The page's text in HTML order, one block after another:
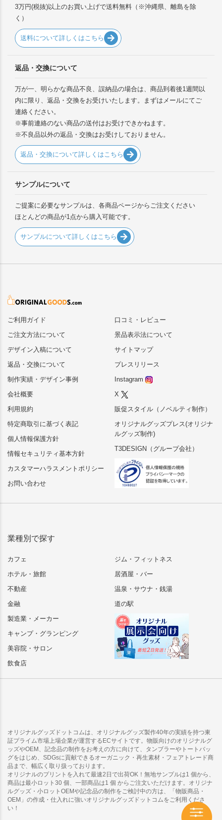
3万円(税抜)以上のお買い上げで送料無料（※沖縄県、離島を除
く）
送料について詳しくはこちら
返品・交換について
万が一、明らかな商品不良、誤納品の場合は、商品到着後1週間以
内に限り、返品・交換をお受けいたします。まずはメールにてご
連絡ください。
※事前連絡のない商品の送付はお受けできかねます。
※不良品以外の返品・交換はお受けしておりません。
返品・交換について詳しくはこちら
サンプルについて
ご提案に必要なサンプルは、各商品ページからご注文ください
ほとんどの商品が1点から購入可能です。
サンプルについて詳しくはこちら
ご利用ガイド
ご注文方法について
デザイン入稿について
返品・交換について
制作実績・デザイン事例
会社概要
利用規約
特定商取引に基づく表記
個人情報保護方針
情報セキュリティ基本方針
カスタマーハラスメントポリシー
お問い合わせ
口コミ・レビュー
景品表示法について
サイトマップ
プレスリリース
Instagram
X
販促スタイル（ノベルティ制作）
オリジナルグッズプレス(オリジナ
ルグッズ制作)
T3DESIGN（グループ会社）
業種別で探す
カフェ
ホテル・旅館
不動産
金融
製造業・メーカー
キャンプ・グランピング
美容院・サロン
飲食店
ジム・フィットネス
居酒屋・バー
温泉・サウナ・銭湯
道の駅
オリジナルグッズドットコムは、オリジナルグッズ製作40年の実績を持つ東
証プライム市場上場企業が運営するECサイトです。物販向けのオリジナルグ
ッズやOEM、記念品の制作をお考えの方に向けて、タンブラーやトートバッ
グをはじめ、SDGsに貢献できるオーガニック・再生素材・フェアトレード商
品まで、幅広く取り扱っております。
オリジナルのプリントを入れて最速2日で出荷OK！無地サンプルは1 個から、
商品は最小ロット30 個、一部商品は1 個 からご注文いただけます。オリジナ
ルグッズ・小ロットOEMや記念品の制作をご検討中の方は、「物販商品・
OEM」の作成・仕入れに強いオリジナルグッズドットコムをご利用くださ
い！